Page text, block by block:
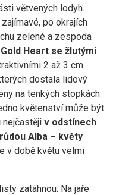
větvených lodyh.
zajímavé, po okrajích
zelené a zespoda
Heart se žlutými
2 až 3 cm
dostala lidový
na tenkých stopkách
květenství může být
nejčastěji v odstínech
Alba – květy
v době květu velmi
zatáhnou. Na jaře